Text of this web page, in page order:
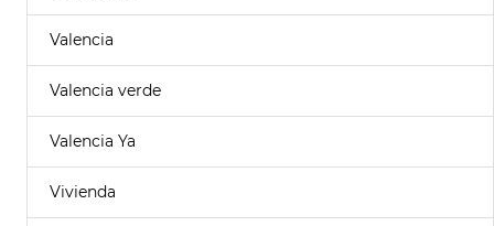
Valencia
Valencia verde
Valencia Ya
Vivienda